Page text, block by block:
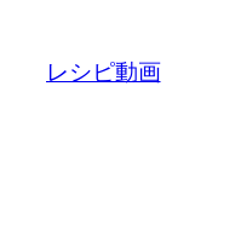
レシピ動画